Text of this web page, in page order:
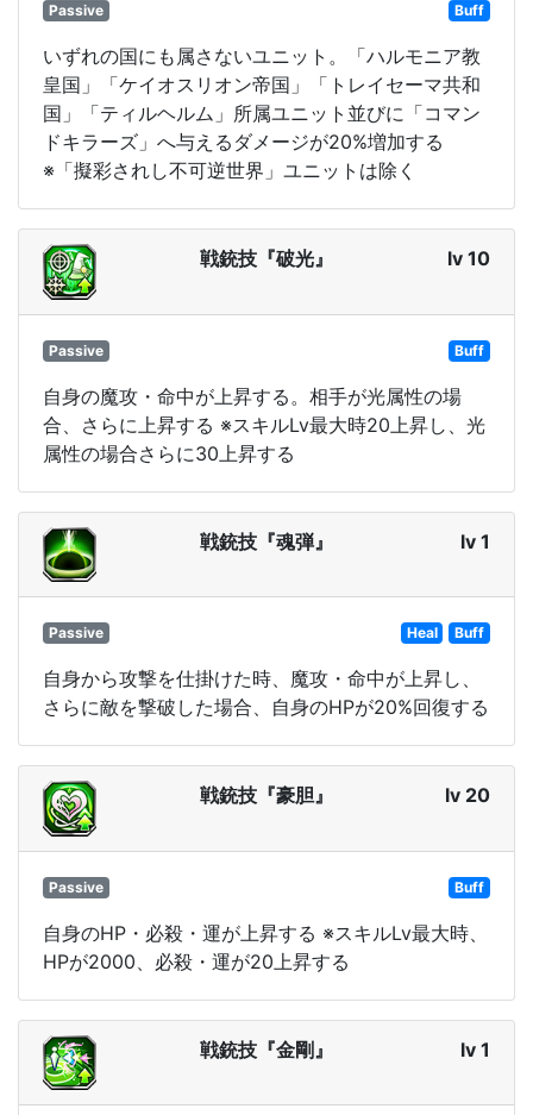
Passive Buff
いずれの国にも属さないユニット。「ハルモニア教
皇国」「ケイオスリオン帝国」「トレイセーマ共和
国」「ティルヘルム」所属ユニット並びに「コマン
ドキラーズ」へ与えるダメージが20%増加する
※「擬彩されし不可逆世界」ユニットは除く
戦銃技『破光』 lv 10
Passive Buff
自身の魔攻・命中が上昇する。相手が光属性の場
合、さらに上昇する ※スキルLv最大時20上昇し、光
属性の場合さらに30上昇する
戦銃技『魂弾』 lv 1
Passive Heal Buff
自身から攻撃を仕掛けた時、魔攻・命中が上昇し、
さらに敵を撃破した場合、自身のHPが20%回復する
戦銃技『豪胆』 lv 20
Passive Buff
自身のHP・必殺・運が上昇する ※スキルLv最大時、
HPが2000、必殺・運が20上昇する
戦銃技『金剛』 lv 1